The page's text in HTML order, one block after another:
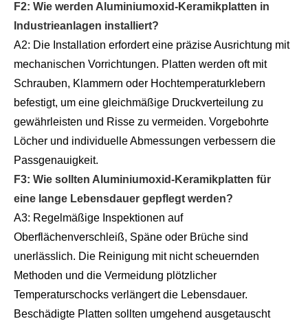
F2: Wie werden Aluminiumoxid-Keramikplatten in
Industrieanlagen installiert?
A2: Die Installation erfordert eine präzise Ausrichtung mit
mechanischen Vorrichtungen. Platten werden oft mit
Schrauben, Klammern oder Hochtemperaturklebern
befestigt, um eine gleichmäßige Druckverteilung zu
gewährleisten und Risse zu vermeiden. Vorgebohrte
Löcher und individuelle Abmessungen verbessern die
Passgenauigkeit.
F3: Wie sollten Aluminiumoxid-Keramikplatten für
eine lange Lebensdauer gepflegt werden?
A3: Regelmäßige Inspektionen auf
Oberflächenverschleiß, Späne oder Brüche sind
unerlässlich. Die Reinigung mit nicht scheuernden
Methoden und die Vermeidung plötzlicher
Temperaturschocks verlängert die Lebensdauer.
Beschädigte Platten sollten umgehend ausgetauscht